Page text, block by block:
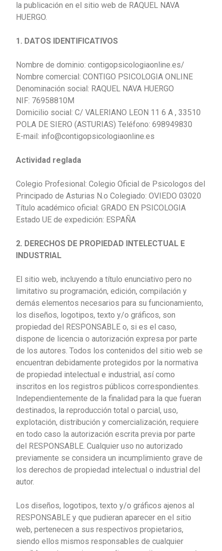
la publicación en el sitio web de RAQUEL NAVA
HUERGO.
1. DATOS IDENTIFICATIVOS
Nombre de dominio: contigopsicologiaonline.es/
Nombre comercial: CONTIGO PSICOLOGIA ONLINE
Denominación social: RAQUEL NAVA HUERGO
NIF: 76958810M
Domicilio social: C/ VALERIANO LEON 11 6 A , 33510
POLA DE SIERO (ASTURIAS) Teléfono: 698949830
E-mail: info@contigopsicologiaonline.es
Actividad reglada
Colegio Profesional: Colegio Oficial de Psicologos del
Principado de Asturias N.o Colegiado: OVIEDO 03020
Título académico oficial: GRADO EN PSICOLOGIA
Estado UE de expedición: ESPAÑA
2. DERECHOS DE PROPIEDAD INTELECTUAL E
INDUSTRIAL
El sitio web, incluyendo a título enunciativo pero no
limitativo su programación, edición, compilación y
demás elementos necesarios para su funcionamiento,
los diseños, logotipos, texto y/o gráficos, son
propiedad del RESPONSABLE o, si es el caso,
dispone de licencia o autorización expresa por parte
de los autores. Todos los contenidos del sitio web se
encuentran debidamente protegidos por la normativa
de propiedad intelectual e industrial, así como
inscritos en los registros públicos correspondientes.
Independientemente de la finalidad para la que fueran
destinados, la reproducción total o parcial, uso,
explotación, distribución y comercialización, requiere
en todo caso la autorización escrita previa porparte
del RESPONSABLE. Cualquier uso no autorizado
previamente se considera un incumplimiento grave de
los derechos de propiedad intelectual o industrial del
autor.
Los diseños, logotipos, texto y/o gráficos ajenos al
RESPONSABLE y que pudieran aparecer en el sitio
web, pertenecen a sus respectivos propietarios,
siendo ellos mismos responsables de cualquier